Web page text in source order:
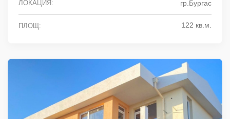
ЛОКАЦИЯ: гр.Бургас
ПЛОЩ: 122 кв.м.